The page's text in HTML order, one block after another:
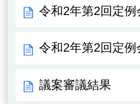
令和2年第2回定
令和2年第2回定
議案審議結果